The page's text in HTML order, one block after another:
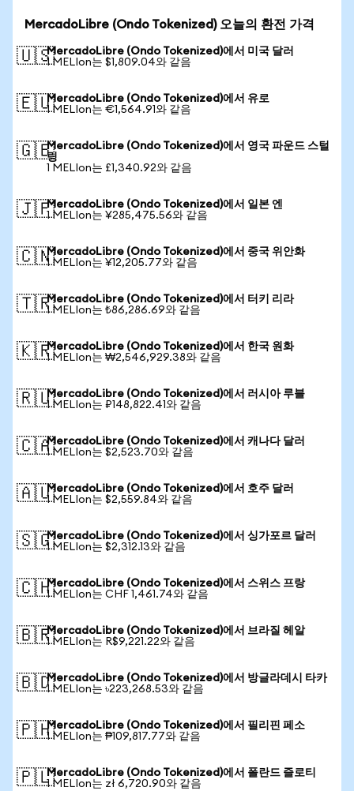
MercadoLibre (Ondo Tokenized) 오늘의 환전 가격
🇺🇸MercadoLibre (Ondo Tokenized)에서 미국 달러
1 MELIon는 $1,809.04와 같음
🇪🇺MercadoLibre (Ondo Tokenized)에서 유로
1 MELIon는 €1,564.91와 같음
🇬🇧MercadoLibre (Ondo Tokenized)에서 영국 파운드 스털
링
1 MELIon는 £1,340.92와 같음
🇯🇵MercadoLibre (Ondo Tokenized)에서 일본 엔
1 MELIon는 ¥285,475.56와 같음
🇨🇳MercadoLibre (Ondo Tokenized)에서 중국 위안화
1 MELIon는 ¥12,205.77와 같음
🇹🇷MercadoLibre (Ondo Tokenized)에서 터키 리라
1 MELIon는 ₺86,286.69와 같음
🇰🇷MercadoLibre (Ondo Tokenized)에서 한국 원화
1 MELIon는 ₩2,546,929.38와 같음
🇷🇺MercadoLibre (Ondo Tokenized)에서 러시아 루블
1 MELIon는 ₽148,822.41와 같음
🇨🇦MercadoLibre (Ondo Tokenized)에서 캐나다 달러
1 MELIon는 $2,523.70와 같음
🇦🇺MercadoLibre (Ondo Tokenized)에서 호주 달러
1 MELIon는 $2,559.84와 같음
🇸🇬MercadoLibre (Ondo Tokenized)에서 싱가포르 달러
1 MELIon는 $2,312.13와 같음
🇨🇭MercadoLibre (Ondo Tokenized)에서 스위스 프랑
1 MELIon는 CHF 1,461.74와 같음
🇧🇷MercadoLibre (Ondo Tokenized)에서 브라질 헤알
1 MELIon는 R$9,221.22와 같음
🇧🇩MercadoLibre (Ondo Tokenized)에서 방글라데시 타카
1 MELIon는 ৳223,268.53와 같음
🇵🇭MercadoLibre (Ondo Tokenized)에서 필리핀 페소
1 MELIon는 ₱109,817.77와 같음
🇵🇱MercadoLibre (Ondo Tokenized)에서 폴란드 즐로티
1 MELIon는 zł 6,720.90와 같음